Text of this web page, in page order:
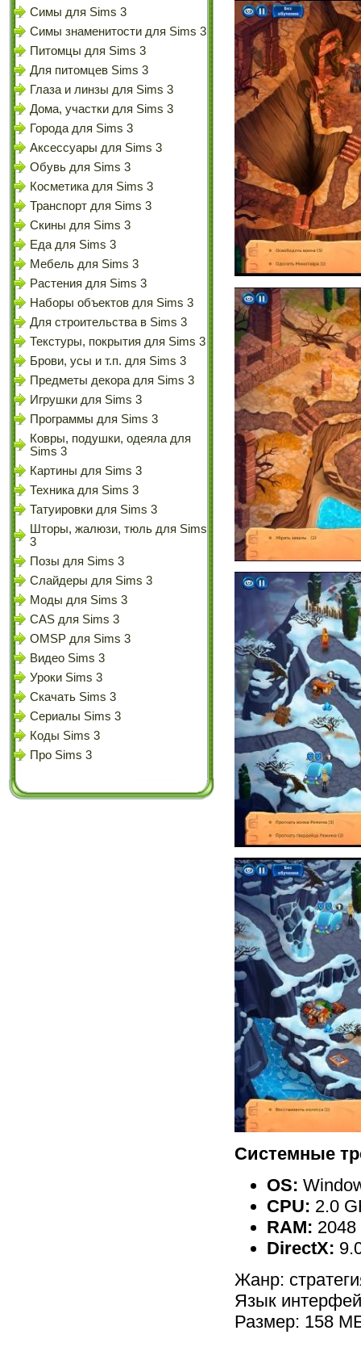
Симы для Sims 3
Симы знаменитости для Sims 3
Питомцы для Sims 3
Для питомцев Sims 3
Глаза и линзы для Sims 3
Дома, участки для Sims 3
Города для Sims 3
Аксессуары для Sims 3
Обувь для Sims 3
Косметика для Sims 3
Транспорт для Sims 3
Скины для Sims 3
Еда для Sims 3
Мебель для Sims 3
Растения для Sims 3
Наборы объектов для Sims 3
Для строительства в Sims 3
Текстуры, покрытия для Sims 3
Брови, усы и т.п. для Sims 3
Предметы декора для Sims 3
Игрушки для Sims 3
Программы для Sims 3
Ковры, подушки, одеяла для
Sims 3
Картины для Sims 3
Техника для Sims 3
Татуировки для Sims 3
Шторы, жалюзи, тюль для Sims
3
Позы для Sims 3
Слайдеры для Sims 3
Моды для Sims 3
CAS для Sims 3
OMSP для Sims 3
Видео Sims 3
Уроки Sims 3
Скачать Sims 3
Сериалы Sims 3
Коды Sims 3
Про Sims 3
Системные
OS:
CPU: 2.0
RAM: 2048
DirectX:
Жанр:
Язык
Размер: 158